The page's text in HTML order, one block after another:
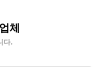
체
다.